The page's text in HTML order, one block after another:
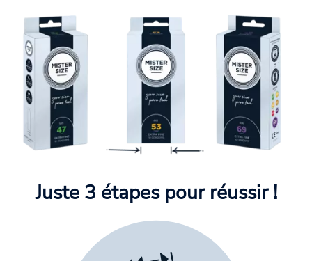
Juste 3 étapes pour réussir !